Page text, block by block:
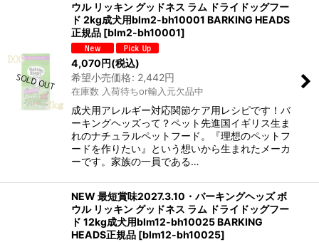
ウル リッキン グッドネス ラム ドライドッグフー
ド 2kg成犬用blm2-bh10001 BARKING HEADS
正規品 [blm2-bh10001]
4,070 円(税込)
希望小売価格: 2,442円
在庫数 入荷待ちor輸入元欠品中
成犬用アレルギー対応関節ケア用レシピです！バ
ーキングヘッズって？ペット先進国イギリス生ま
れのナチュラルペットフード。『理想のペットフ
ードを作りたい』という想いから生まれたメーカ
ーです。家族の一員である…
NEW 最短賞味2027.3.10・バーキングヘッズ ボ
ウル リッキン グッドネス ラム ドライドッグフー
ド 12kg成犬用blm12-bh10025 BARKING
HEADS正規品 [blm12-bh10025]